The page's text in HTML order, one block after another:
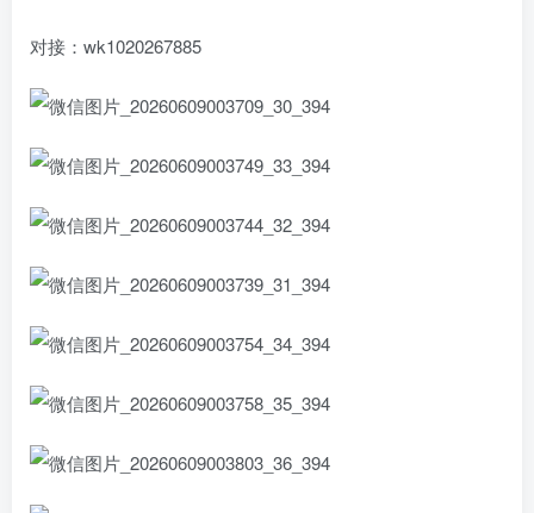
对接：wk1020267885